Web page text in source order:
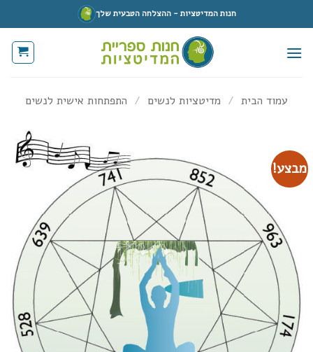
to
חנות המדיטציות - ההצלחה הטבעית שלך
עמוד הבית / מדיטציות לנשים / התפתחות אישית לנשים
מבצע!